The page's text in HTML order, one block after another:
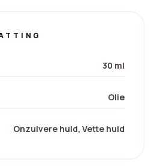
30 ml
Olie
Onzuivere huid, Vette huid